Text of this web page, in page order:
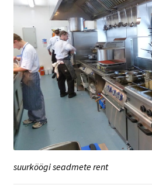
suurköögi seadmete rent